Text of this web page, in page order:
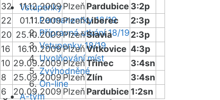
Vstupenky
Permanentky 18/19
Přípravná utkání 18/19
Vstupenky 18/19
Uvolňování míst
Zvýhodněné
On-line
A-tým
32 11.12.2009Plzeň Pardubice 3:2p
22
01.11.2009PlzeňLiberec
2:3p
20 25.10.2009PlzeňSlavia
2:3p
16
16.10.2009PlzeňVítkovice 4:3p
10 29.09.2009 PlzeňTřinec
3:4sn
8
25.09.2009PlzeňZlín
3:4sn
6
20.09.2009 Plzeň Pardubice 1:2sn